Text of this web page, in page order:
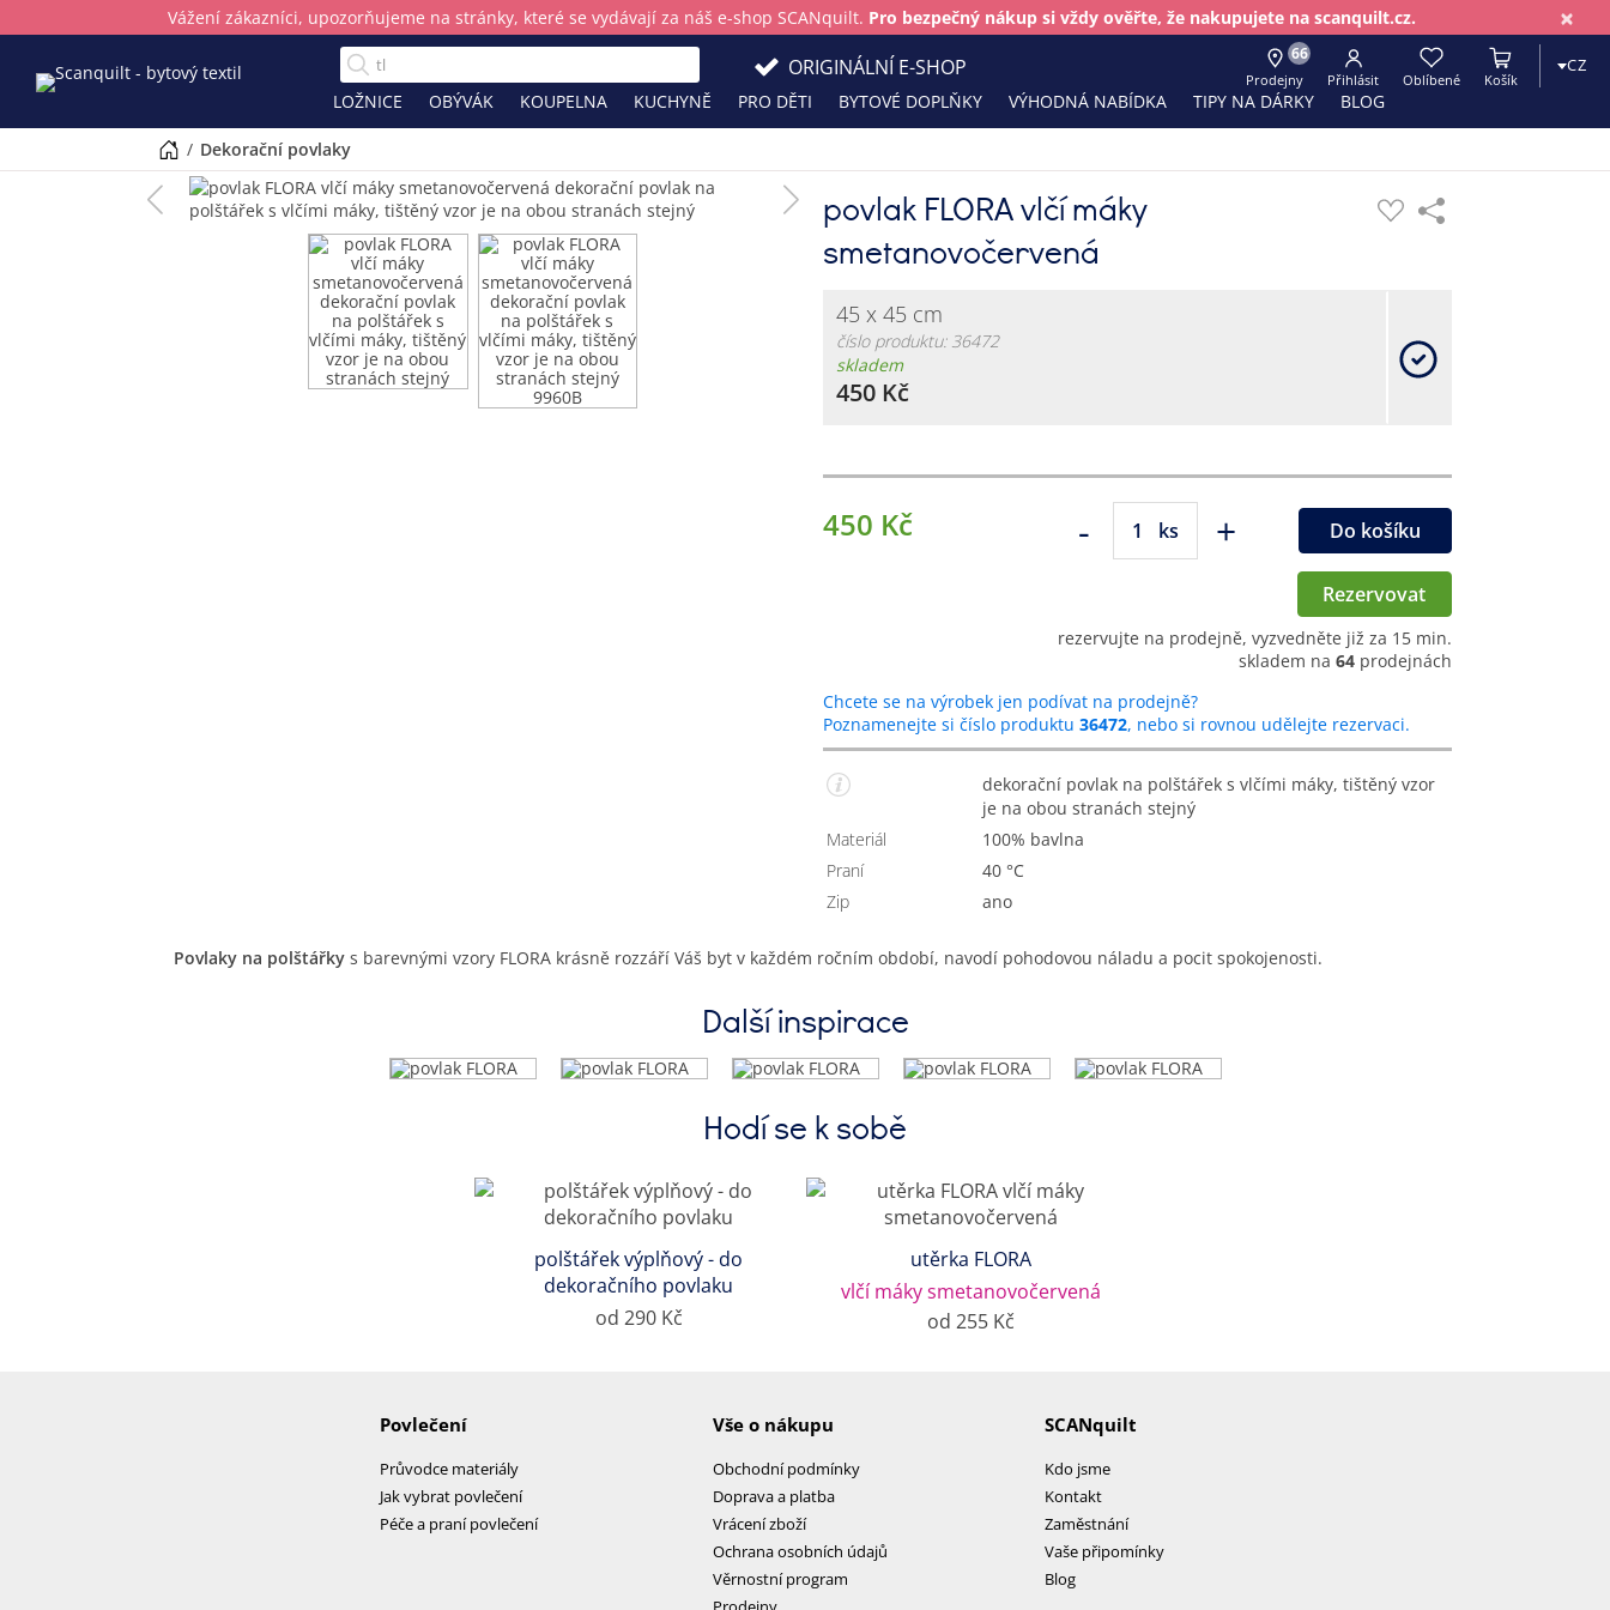
×
Vážení zákazníci, upozorňujeme na stránky, které se vydávají za náš e-shop SCANquilt. Pro bezpečný nákup si vždy ověřte, že nakupujete na scanquilt.cz.
LOŽNICE OBÝVÁK KOUPELNA KUCHYNĚ PRO DĚTI BYTOVÉ DOPLŇKY VÝHODNÁ NABÍDKA TIPY NA DÁRKY BLOG
66
Prodejny Přihlásit Oblíbené Košík
CZ
ORIGINÁLNÍ E-SHOP
/ dekorační povlaky
povlak FLORA vlčí máky
smetanovočervená
45 x 45 cm
číslo produktu: 36472
skladem
450 Kč
450 Kč - ks + Do košíku
Rezervovat
rezervujte na prodejně, vyzvedněte již za 15 min.
skladem na 64 prodejnách
Chcete se na výrobek jen podívat na prodejně?
Poznamenejte si číslo produktu 36472, nebo si rovnou udělejte rezervaci.
dekorační povlak na polštářek s vlčími máky, tištěný vzor
je na obou stranách stejný
Materiál
100% bavlna
Praní
40 °C
Zip
Ano
Povlaky na polštářky s barevnými vzory FLORA krásně rozzáří Váš byt v každém ročním období, navodí pohodovou náladu a pocit spokojenosti.
Další inspirace
Hodí se k sobě
polštářek výplňový - do
dekoračního povlaku
od 290 Kč
utěrka FLORA
vlčí máky smetanovočervená
od 255 Kč
Povlečení
Průvodce materiály
Jak vybrat povlečení
Péče a praní povlečení
Vše o nákupu
Obchodní podmínky
Doprava a platba
Vrácení zboží
Ochrana osobních údajů
Věrnostní program
SCANquilt
Kdo jsme
Kontakt
Zaměstnání
Vaše připomínky
Blog